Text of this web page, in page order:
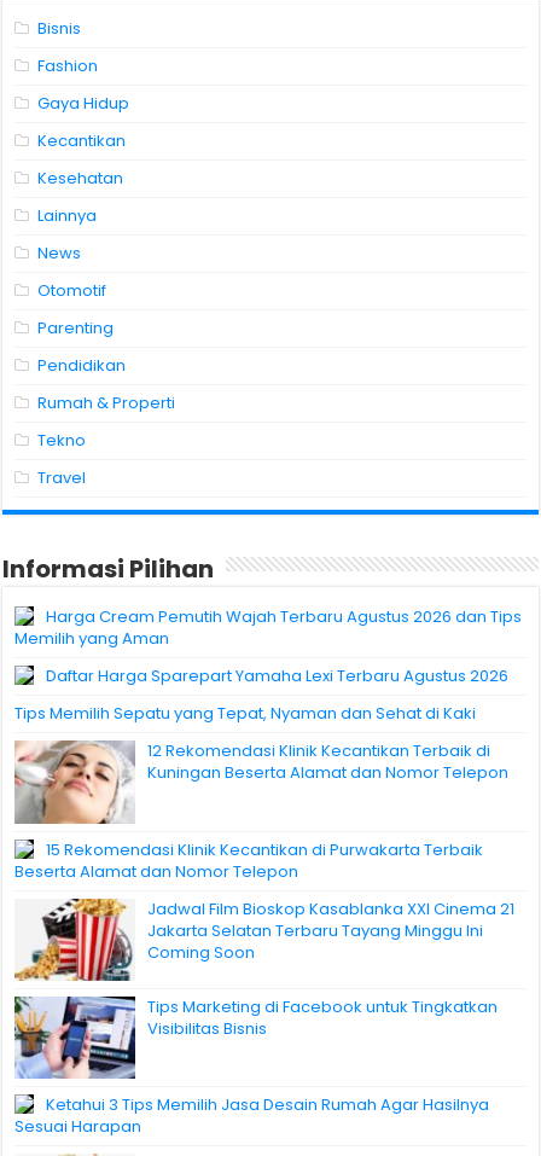
Bisnis
Fashion
Gaya Hidup
Kecantikan
Kesehatan
Lainnya
News
Otomotif
Parenting
Pendidikan
Rumah & Properti
Tekno
Travel
Informasi Pilihan
Harga Cream Pemutih Wajah Terbaru Agustus 2026 dan Tips
Memilih yang Aman
Daftar Harga Sparepart Yamaha Lexi Terbaru Agustus 2026
Tips Memilih Sepatu yang Tepat, Nyaman dan Sehat di Kaki
12 Rekomendasi Klinik Kecantikan Terbaik di
Kuningan Beserta Alamat dan Nomor Telepon
15 Rekomendasi Klinik Kecantikan di Purwakarta Terbaik
Beserta Alamat dan Nomor Telepon
Jadwal Film Bioskop Kasablanka XXI Cinema 21
Jakarta Selatan Terbaru Tayang Minggu Ini
Coming Soon
Tips Marketing di Facebook untuk Tingkatkan
Visibilitas Bisnis
Ketahui 3 Tips Memilih Jasa Desain Rumah Agar Hasilnya
Sesuai Harapan